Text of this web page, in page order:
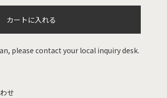
カートに入れる
please contact your local inquiry desk.
せ